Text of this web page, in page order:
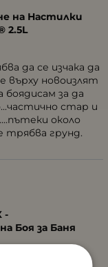
на Настилки
2.5L
да се изчака да
върху новоизлят
за да
стар и
около
трябва грунд.
-
Боя за Баня